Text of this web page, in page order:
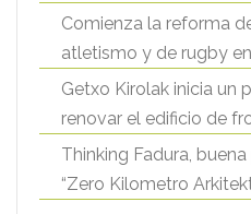
Comienza la reforma
atletismo y de rugby
Getxo Kirolak inicia un
renovar el edificio de
Thinking Fadura,
“Zero Kilometro